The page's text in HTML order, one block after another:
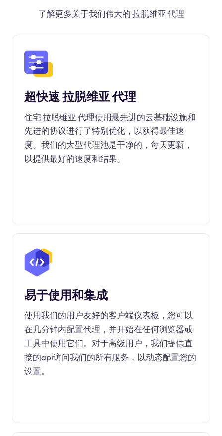
了解更多关于我们伟大的 拉脱维亚 代理
超快速 拉脱维亚 代理
住宅 拉脱维亚 代理使用最先进的云基础设施和
先进的协议进行了特别优化，以获得最佳速
度。我们的大型代理池是干净的，每天更新，
以提供最好的速度和结果。
易于使用和集成
使用我们的用户友好的客户端仪表板，您可以
在几分钟内配置代理，并开始在任何浏览器或
工具中使用它们。对于高级用户，我们提供直
接的api访问我们的所有服务，以动态配置您的
设置。